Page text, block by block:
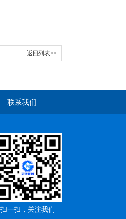
返回列表>>
联系我们
扫一扫，关注我们